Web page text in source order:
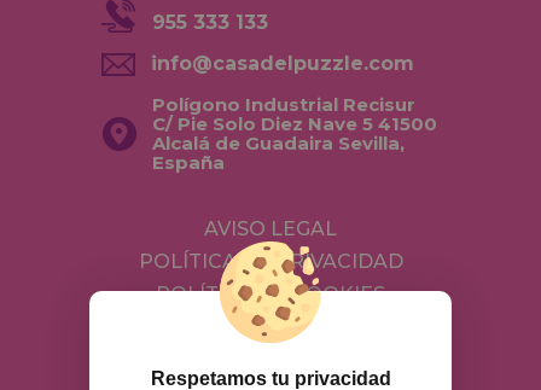
955 333 133
info@casadelpuzzle.com
Polígono Industrial Recisur
C/ Pie Solo Diez Nave 5 41500
Alcalá de Guadaira Sevilla,
España
AVISO LEGAL
POLÍTICA DE PRIVACIDAD
POLÍTICA DE COOKIES
ENVÍOS Y DEVOLUCIONES
Respetamos tu privacidad